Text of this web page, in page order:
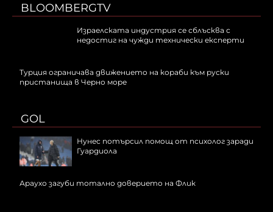
BLOOMBERGTV
Израелската индустрия се сблъсква с
недостиг на чужди технически експерти
Турция ограничава движението на кораби към руски
пристанища в Черно море
GOL
Нунес потърсил помощ от психолог заради
Гуардиола
Араухо загуби тотално доверието на Флик